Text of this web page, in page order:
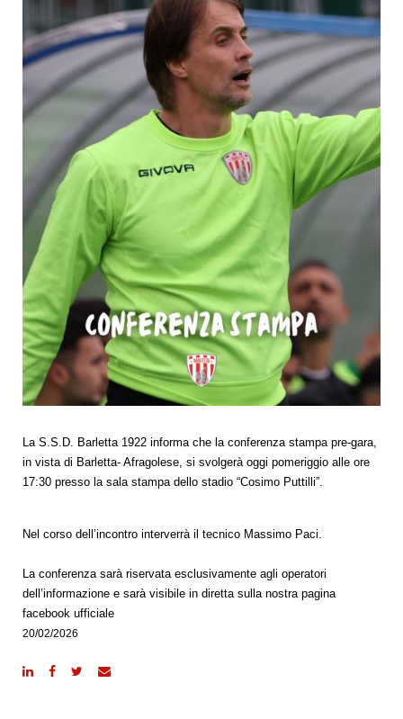
La S.S.D. Barletta 1922 informa che la conferenza stampa pre-gara,
in vista di Barletta- Afragolese, si svolgerà oggi pomeriggio alle ore
17:30 presso la sala stampa dello stadio “Cosimo Puttilli”.
Nel corso dell’incontro interverrà il tecnico Massimo Paci.
La conferenza sarà riservata esclusivamente agli operatori
dell’informazione e sarà visibile in diretta sulla nostra pagina
facebook ufficiale
20/02/2026